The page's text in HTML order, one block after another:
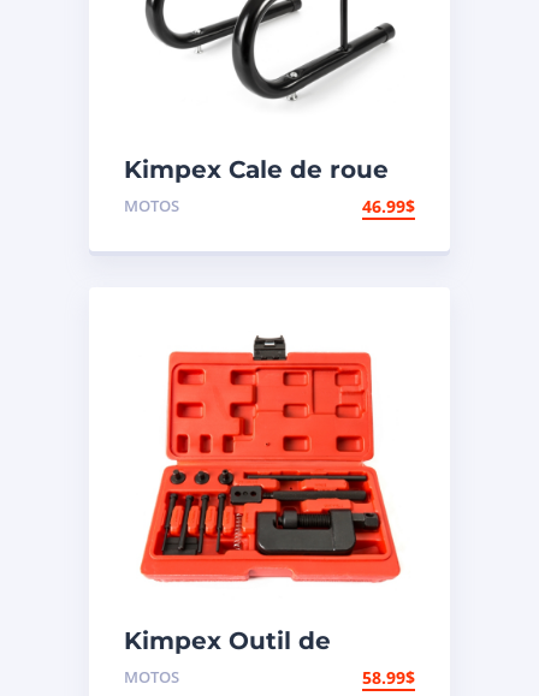
Kimpex Cale de roue
hors-route de
MOTOS 46.99$
Kimpex Outil de
rivetage et coupe-
MOTOS 58.99$